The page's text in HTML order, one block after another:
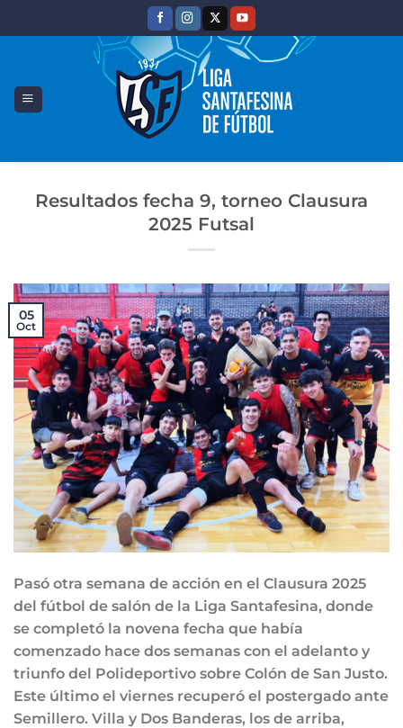
Resultados fecha 9, torneo Clausura
2025 Futsal
05
Oct
Pasó otra semana de acción en el Clausura 2025
del fútbol de salón de la Liga Santafesina, donde
se completó la novena fecha que había
comenzado hace dos semanas con el adelanto y
triunfo del Polideportivo sobre Colón de San Justo.
Este último el viernes recuperó el postergado ante
Semillero. Villa y Dos Banderas, los de arriba,